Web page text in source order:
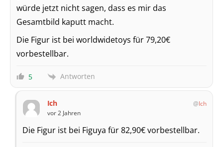
würde jetzt nicht sagen, dass es mir das
Gesamtbild kaputt macht.
Die Figur ist bei worldwidetoys für 79,20€
vorbestellbar.
5 Antworten
Ich
Ich
vor 2 Jahren
Die Figur ist bei Figuya für 82,90€ vorbestellbar.